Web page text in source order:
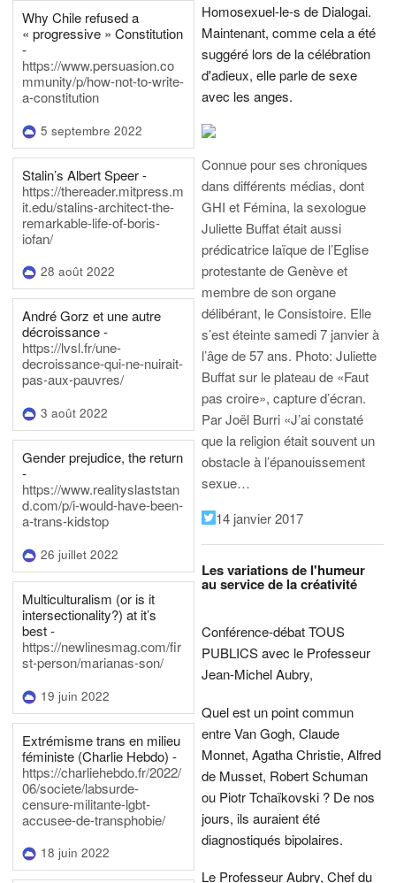
Why Chile refused a
« progressive » Constitution
-
https://www.persuasion.co
mmunity/p/how-not-to-write-
a-constitution
5 septembre 2022
Stalin’s Albert Speer -
https://thereader.mitpress.m
it.edu/stalins-architect-the-
remarkable-life-of-boris-
iofan/
28 août 2022
André Gorz et une autre
décroissance -
https://lvsl.fr/une-
decroissance-qui-ne-nuirait-
pas-aux-pauvres/
3 août 2022
Gender prejudice, the return
-
https://www.realityslaststan
d.com/p/i-would-have-been-
a-trans-kidstop
26 juillet 2022
Multiculturalism (or is it
intersectionality?) at it’s
best -
https://newlinesmag.com/fir
st-person/marianas-son/
19 juin 2022
Extrémisme trans en milieu
féministe (Charlie Hebdo) -
https://charliehebdo.fr/2022/
06/societe/labsurde-
censure-militante-lgbt-
accusee-de-transphobie/
18 juin 2022
Homosexuel-le-s de Dialogai.
Maintenant, comme cela a été
suggéré lors de la célébration
d'adieux, elle parle de sexe
avec les anges.
Connue pour ses chroniques
dans différents médias, dont
GHI et Fémina, la sexologue
Juliette Buffat était aussi
prédicatrice laïque de l’Eglise
protestante de Genève et
membre de son organe
délibérant, le Consistoire. Elle
s’est éteinte samedi 7 janvier à
l’âge de 57 ans. Photo: Juliette
Buffat sur le plateau de «Faut
pas croire», capture d’écran.
Par Joël Burri «J’ai constaté
que la religion était souvent un
obstacle à l’épanouissement
sexue…
14 janvier 2017
Les variations de l'humeur
au service de la créativité
Conférence-débat TOUS
PUBLICS avec le Professeur
Jean-Michel Aubry,
Quel est un point commun
entre Van Gogh, Claude
Monnet, Agatha Christie, Alfred
de Musset, Robert Schuman
ou Piotr Tchaïkovski ? De nos
jours, ils auraient été
diagnostiqués bipolaires.
Le Professeur Aubry, Chef du